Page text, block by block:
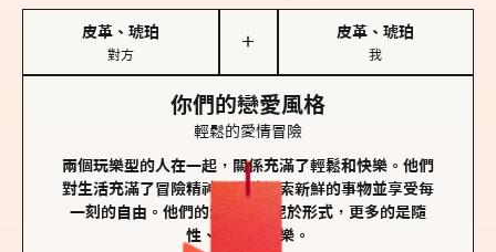
皮革、琥珀
對方
＋
皮革、琥珀
我
你們的戀愛風格
輕鬆的愛情冒險
兩個玩樂型的人在一起，關係充滿了輕鬆和快樂。他們
對生活充滿了冒險精神，喜歡探索新鮮的事物並享受每
一刻的自由。他們的愛情不拘泥於形式，更多的是隨
性、幽默和享樂。